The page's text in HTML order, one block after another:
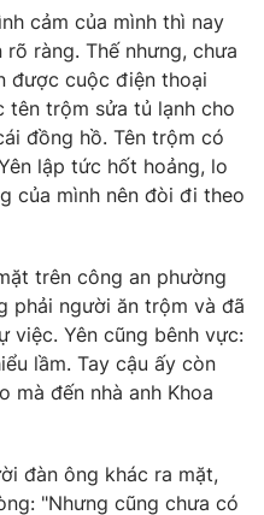
nếu không có sự chấp
VTV.vn khi phát hành lại
cảm của mình thì nay
ràng. Thế nhưng, chưa
được cuộc điện thoại
trộm sửa tủ lạnh cho
đồng hồ. Tên trộm có
lập tức hốt hoảng, lo
của mình nên đòi đi theo
trên công an phường
phải người ăn trộm và đã
việc. Yên cũng bênh vực:
lầm. Tay cậu ấy còn
mà đến nhà anh Khoa
đàn ông khác ra mặt,
"Nhưng cũng chưa có